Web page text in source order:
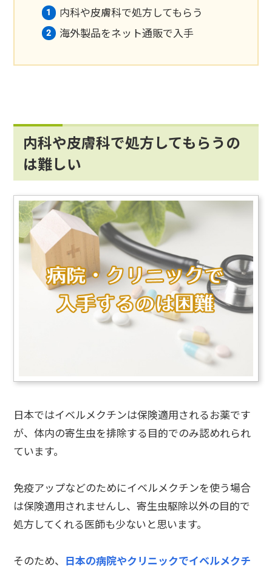
内科や皮膚科で処方してもらう
海外製品をネット通販で入手
内科や皮膚科で処方してもらうの
は難しい
日本ではイベルメクチンは保険適用されるお薬です
が、体内の寄生虫を排除する目的でのみ認めれられ
ています。
免疫アップなどのためにイベルメクチンを使う場合
は保険適用されませんし、寄生虫駆除以外の目的で
処方してくれる医師も少ないと思います。
そのため、 日本の病院やクリニックでイベルメクチ